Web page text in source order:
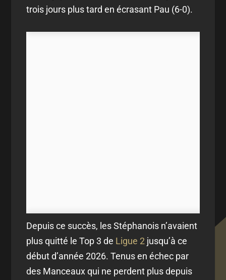
trois jours plus tard en écrasant Pau (6-0).
Depuis ce succès, les Stéphanois n’avaient
plus quitté le Top 3 de Ligue 2 jusqu’à ce
début d’année 2026. Tenus en échec par
des Manceaux qui ne perdent plus depuis